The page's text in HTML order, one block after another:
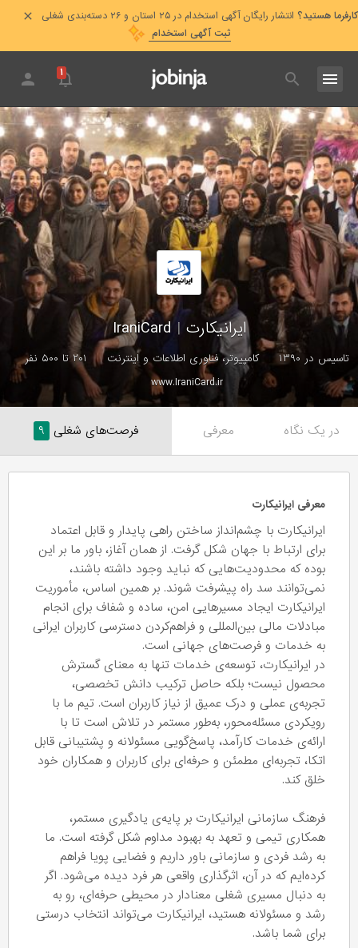
کارفرما هستید؟ انتشار رایگان آگهی استخدام در ۲۵ استان و ۲۶ دسته‌بندی شغلی
ثبت آگهی استخدام
۱
ایرانیکارت |
تاسیس در ۱۳۹۰ کامپیوتر، فناوری اطلاعات و اینترنت
۲۰۱ تا ۵۰۰ نفر
www.IraniCard.ir
در یک نگاه معرفی فرصت‌های شغلی ۹
معرفی ایرانیکارت
ایرانیکارت با چشم‌انداز ساختن راهی پایدار و قابل اعتماد
برای ارتباط با جهان شکل گرفت. از همان آغاز، باور ما بر این
بوده که محدودیت‌هایی که نباید وجود داشته باشند،
نمی‌توانند سد راه پیشرفت شوند. بر همین اساس، مأموریت
ایرانیکارت ایجاد مسیرهایی امن، ساده و شفاف برای انجام
مبادلات مالی بین‌المللی و فراهم‌کردن دسترسی کاربران ایرانی
به خدمات و فرصت‌های جهانی است.
در ایرانیکارت، توسعه‌ی خدمات تنها به معنای گسترش
محصول نیست؛ بلکه حاصل ترکیب دانش تخصصی،
تجربه‌ی عملی و درک عمیق از نیاز کاربران است. تیم ما با
رویکردی مسئله‌محور، به‌طور مستمر در تلاش است تا با
ارائه‌ی خدمات کارآمد، پاسخ‌گویی مسئولانه و پشتیبانی قابل
اتکا، تجربه‌ای مطمئن و حرفه‌ای برای کاربران و همکاران خود
خلق کند.
فرهنگ سازمانی ایرانیکارت بر پایه‌ی یادگیری مستمر،
همکاری تیمی و تعهد به بهبود مداوم شکل گرفته است. ما
به رشد فردی و سازمانی باور داریم و فضایی پویا فراهم
کرده‌ایم که در آن، اثرگذاری واقعی هر فرد دیده می‌شود. اگر
به دنبال مسیری شغلی معنادار در محیطی حرفه‌ای، رو به
رشد و مسئولانه هستید، ایرانیکارت می‌تواند انتخاب درستی
برای شما باشد.